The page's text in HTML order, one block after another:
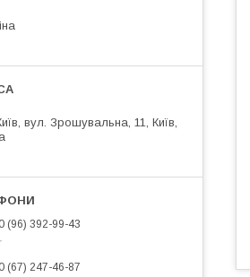
вул. Зрошувальна, 11, Київ,
(96) 392-99-43
(67) 247-46-87